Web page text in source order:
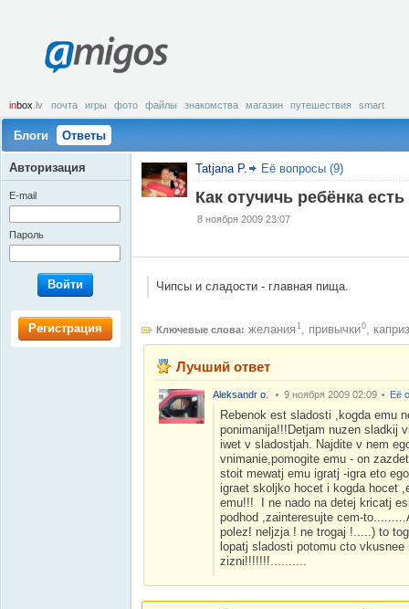
amigos
inbox .lv почта игры фото файлы знакомства магазин путешествия smart
Блоги Ответы
Tatjana Р. Её вопросы (9)
Как отучичь ребёнка
8 ноября 2009 23:07
Чипсы и сладости - главная пища.
Ключевые слова: желания 1, привычки0,
Лучший ответ
Aleksandr o. 9 ноября 2009 02:09 Её
Rebenok est sladosti ,kogda emu
ponimanija!!!Detjam nuzen sladkij
iwet v sladostjah. Najdite v nem
vnimanie,pomogite emu - on
stoit mewatj emu igratj -igra eto
igraet skoljko hocet i kogda hocet
emu!!! I ne nado na detej kricatj
podhod ,zainteresujte cem-
polez! neljzja ! ne trogaj !.....) to
lopatj sladosti potomu cto
zizni!!!!!!!..........
Авторизация
E-mail
Пароль
Войти
Регистрация